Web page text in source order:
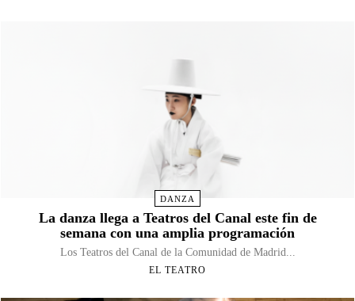
DANZA
La danza llega a Teatros del Canal este fin de
semana con una amplia programación
Los Teatros del Canal de la Comunidad de Madrid...
EL TEATRO